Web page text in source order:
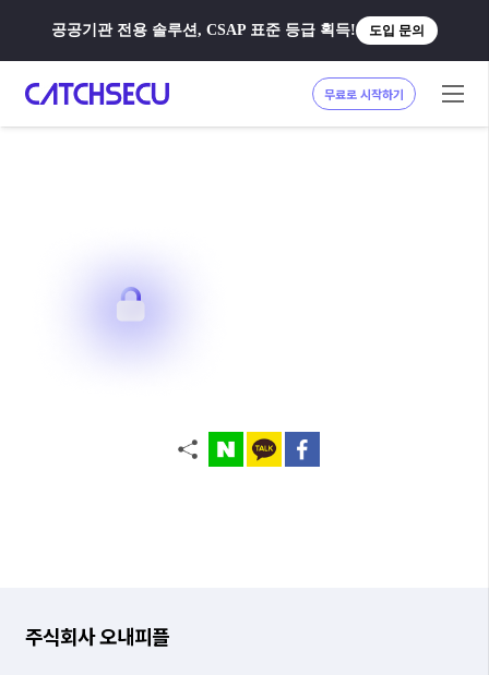
공공기관 전용 솔루션, CSAP 표준 등급 획득! 도입 문의
무료로 시작하기
주식회사 오내피플